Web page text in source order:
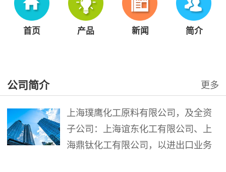
首页 产品 新闻 简介
公司简介 更多
上海璞鹰化工原料有限公司，及全资
子公司：上海谊东化工有限公司、上
海鼎钛化工有限公司，以进出口业务